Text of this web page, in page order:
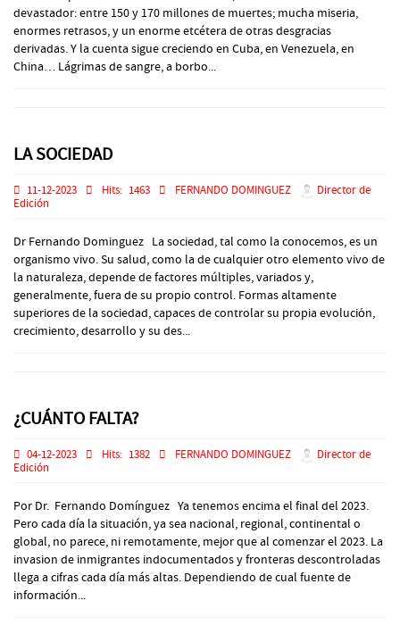
devastador: entre 150 y 170 millones de muertes; mucha miseria,
enormes retrasos, y un enorme etcétera de otras desgracias
derivadas. Y la cuenta sigue creciendo en Cuba, en Venezuela, en
China… Lágrimas de sangre, a borbo...
LA SOCIEDAD
11-12-2023 Hits: 1463 FERNANDO DOMINGUEZ
Director de
Edición
Dr Fernando Dominguez La sociedad, tal como la conocemos, es un
organismo vivo. Su salud, como la de cualquier otro elemento vivo de
la naturaleza, depende de factores múltiples, variados y,
generalmente, fuera de su propio control. Formas altamente
superiores de la sociedad, capaces de controlar su propia evoluciόn,
crecimiento, desarrollo y su des...
¿CUÁNTO FALTA?
04-12-2023 Hits: 1382 FERNANDO DOMINGUEZ
Director de
Edición
Por Dr. Fernando Domínguez Ya tenemos encima el final del 2023.
Pero cada día la situación, ya sea nacional, regional, continental o
global, no parece, ni remotamente, mejor que al comenzar el 2023. La
invasion de inmigrantes indocumentados y fronteras descontroladas
llega a cifras cada día más altas. Dependiendo de cual fuente de
información...